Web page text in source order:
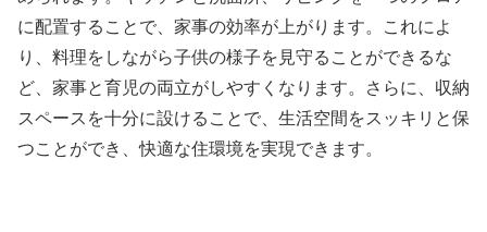
に配置することで、家事の効率が上がります。これによ
り、料理をしながら子供の様子を見守ることができるな
ど、家事と育児の両立がしやすくなります。さらに、収納
スペースを十分に設けることで、生活空間をスッキリと保
つことができ、快適な住環境を実現できます。